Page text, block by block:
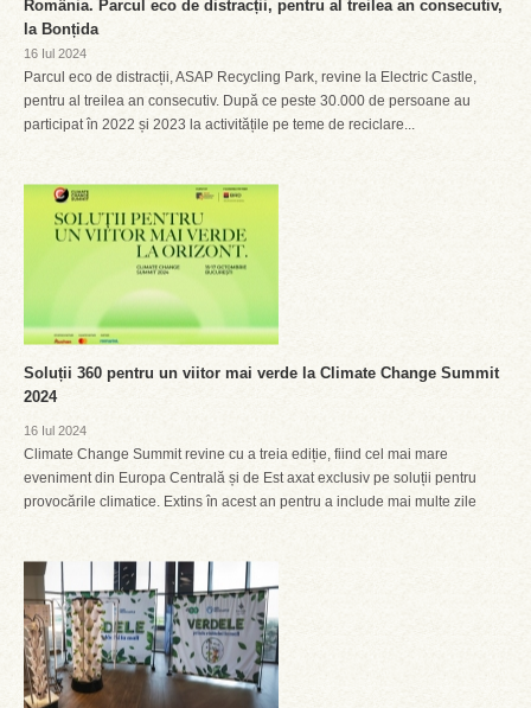
România. Parcul eco de distracții, pentru al treilea an consecutiv,
la Bonțida
16 Iul 2024
Parcul eco de distracții, ASAP Recycling Park, revine la Electric Castle,
pentru al treilea an consecutiv. După ce peste 30.000 de persoane au
participat în 2022 și 2023 la activitățile pe teme de reciclare...
Soluții 360 pentru un viitor mai verde la Climate Change Summit
2024
16 Iul 2024
Climate Change Summit revine cu a treia ediție, fiind cel mai mare
eveniment din Europa Centrală și de Est axat exclusiv pe soluții pentru
provocările climatice. Extins în acest an pentru a include mai multe zile